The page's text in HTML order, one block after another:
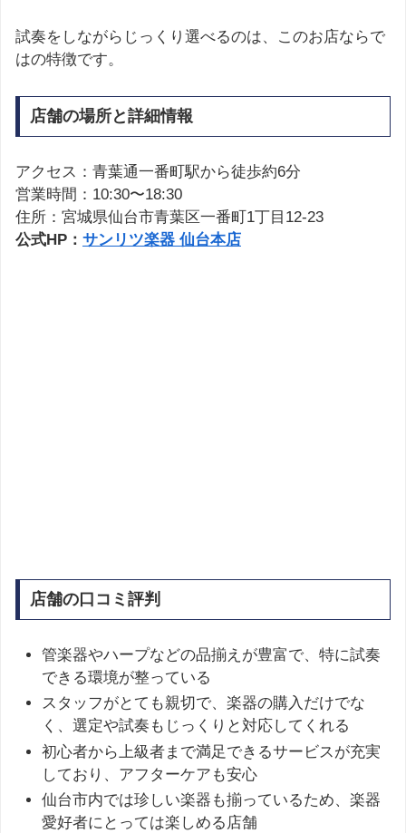
試奏をしながらじっくり選べるのは、このお店ならで
はの特徴です。
店舗の場所と詳細情報
アクセス：青葉通一番町駅から徒歩約6分
営業時間：10:30〜18:30
住所：宮城県仙台市青葉区一番町1丁目12-23
公式HP： サンリツ楽器 仙台本店
店舗の口コミ評判
管楽器やハープなどの品揃えが豊富で、特に試奏
できる環境が整っている
スタッフがとても親切で、楽器の購入だけでな
く、選定や試奏もじっくりと対応してくれる
初心者から上級者まで満足できるサービスが充実
しており、アフターケアも安心
仙台市内では珍しい楽器も揃っているため、楽器
愛好者にとっては楽しめる店舗